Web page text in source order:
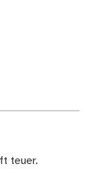
teuer.